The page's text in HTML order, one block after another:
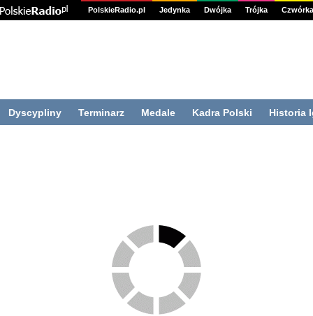
PolskieRadio.pl Jedynka Dwójka Trójka Czwórka
Dyscypliny Terminarz Medale Kadra Polski Historia